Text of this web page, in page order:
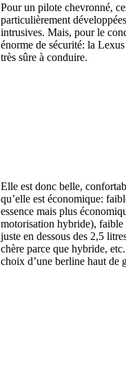
Pour un pilote chevronné,
particulièrement
intrusives. Mais, pour le
énorme de sécurité: la
très sûre à conduire.
Elle est donc belle,
qu’elle est économique:
essence mais plus
motorisation hybride), faible
juste en dessous des 2,5
chère parce que hybride,
choix d’une berline haut de